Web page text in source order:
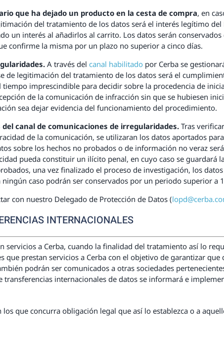
que ha dejado un producto en la cesta de compra, en
del tratamiento de los datos será el interés legítimo
un interés al añadirlos al carrito. Los datos serán
confirme la misma por un plazo no superior a cinco días.
A través del canal habilitadopor Cerba se
de legitimación del tratamiento de los datos será el
imprescindible para decidir sobre la procedencia de
de la comunicación de infracción sin que se hubiesen
sea dejar evidencia del funcionamiento del procedimiento.
canal de comunicaciones de irregularidades. Tras
de la comunicación, se utilizaran los datos aportados
sobre los hechos no probados o de información no veraz
pueda constituir un ilícito penal, en cuyo caso se
una vez finalizado el proceso de investigación, los
caso podrán ser conservados por un periodo superior a
con nuestro Delegado de Protección de Datos (
INTERNACIONALES
a Cerba, cuando la finalidad del tratamiento así lo
prestan servicios a Cerba con el objetivo de garantizar
podrán ser comunicados a otras sociedades
internacionales de datos se informará e
que concurra obligación legal que así lo establezca o a